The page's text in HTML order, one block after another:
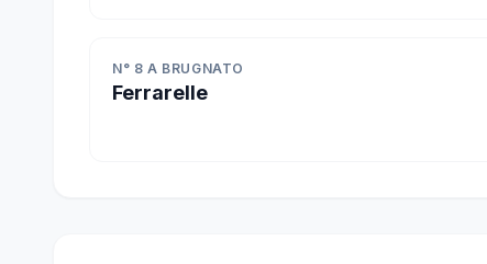
N° 8 A BRUGNATO
Ferrarelle